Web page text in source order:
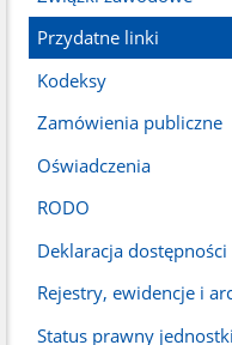
Przydatne linki
Kodeksy
Zamówienia publiczne
Oświadczenia
RODO
Deklaracja dostępności
Rejestry, ewidencje i
Status prawny jednostki